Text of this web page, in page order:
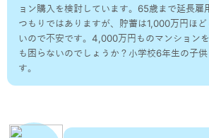
ョン購入を検討しています。65歳まで延長雇
つもりではありますが、貯蓄は1,000万円ほど
いので不安です。4,000万円ものマンション
も困らないのでしょうか？小学校6年生の子供
す。